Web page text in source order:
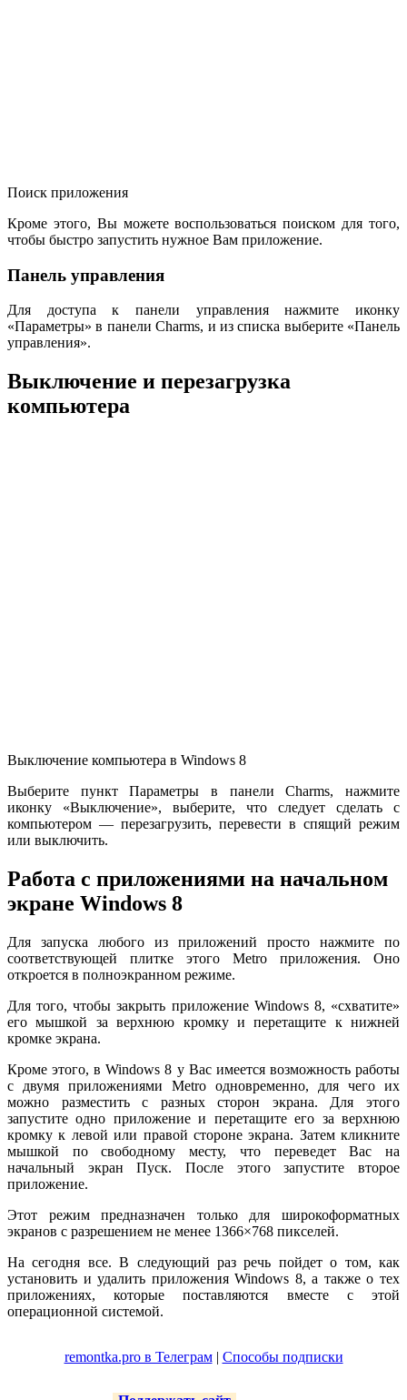
Поиск приложения
Кроме этого, Вы можете воспользоваться поиском для того,
чтобы быстро запустить нужное Вам приложение.
Панель управления
Для доступа к панели управления нажмите иконку
«Параметры» в панели Charms, и из списка выберите «Панель
управления».
Выключение и перезагрузка
компьютера
Выключение компьютера в Windows 8
Выберите пункт Параметры в панели Charms, нажмите
иконку «Выключение», выберите, что следует сделать с
компьютером — перезагрузить, перевести в спящий режим
или выключить.
Работа с приложениями на начальном
экране Windows 8
Для запуска любого из приложений просто нажмите по
соответствующей плитке этого Metro приложения. Оно
откроется в полноэкранном режиме.
Для того, чтобы закрыть приложение Windows 8, «схватите»
его мышкой за верхнюю кромку и перетащите к нижней
кромке экрана.
Кроме этого, в Windows 8 у Вас имеется возможность работы
с двумя приложениями Metro одновременно, для чего их
можно разместить с разных сторон экрана. Для этого
запустите одно приложение и перетащите его за верхнюю
кромку к левой или правой стороне экрана. Затем кликните
мышкой по свободному месту, что переведет Вас на
начальный экран Пуск. После этого запустите второе
приложение.
Этот режим предназначен только для широкоформатных
экранов с разрешением не менее 1366×768 пикселей.
На сегодня все. В следующий раз речь пойдет о том, как
установить и удалить приложения Windows 8, а также о тех
приложениях, которые поставляются вместе с этой
операционной системой.
remontka.pro в Телеграм| Способы подписки